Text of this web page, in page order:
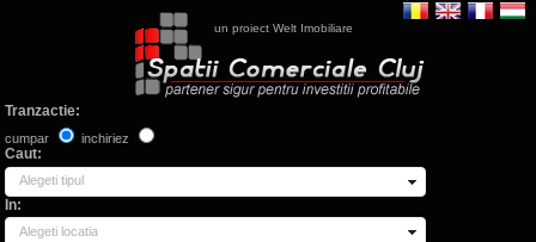
un proiect Welt Imobiliare
Tranzactie:
cumpar inchiriez
Caut:
Alegeti tipul
In:
Alegeti locatia